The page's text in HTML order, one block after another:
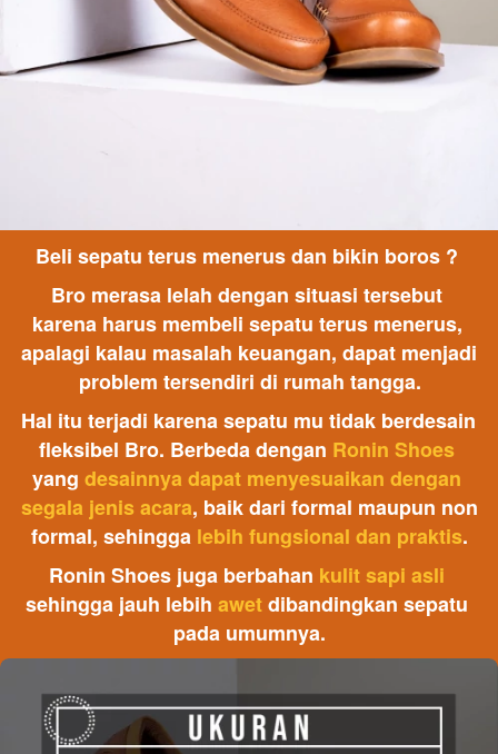
Beli sepatu terus menerus dan bikin boros ?
Bro merasa lelah dengan situasi tersebut
karena harus membeli sepatu terus menerus,
apalagi kalau masalah keuangan, dapat menjadi
problem tersendiri di rumah tangga.
Hal itu terjadi karena sepatu mu tidak berdesain
fleksibel Bro. Berbeda dengan
yang desainnya dapat menyesuaikan dengan
segala jenis acara, baik dari formal maupun non
formal, sehingga lebih fungsional dan praktis.
Ronin Shoes juga berbahan
sehingga jauh lebih awet dibandingkan sepatu
pada umumnya.